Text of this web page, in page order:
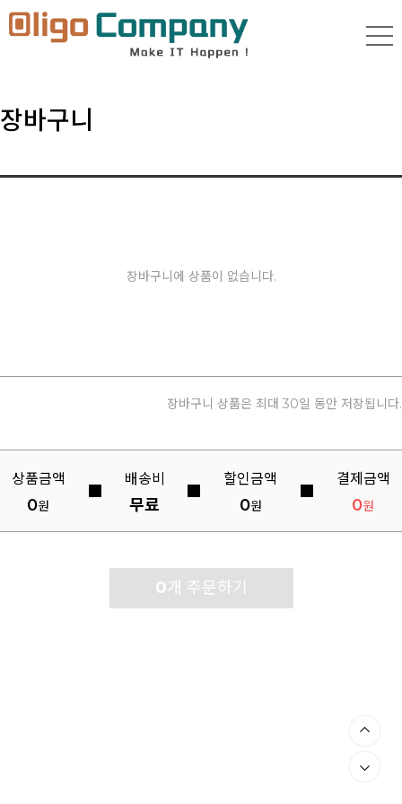
장바구니
장바구니에 상품이 없습니다.
장바구니 상품은 최대 30일 동안 저장됩니다.
상품금액
0원
배송비
무료
할인금액
0원
결제금액
0원
0개 주문하기